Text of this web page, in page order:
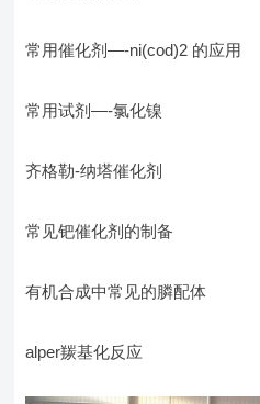
常用催化剂—-ni(cod)2 的应用
常用试剂—-氯化镍
齐格勒-纳塔催化剂
常见钯催化剂的制备
有机合成中常见的膦配体
alper羰基化反应